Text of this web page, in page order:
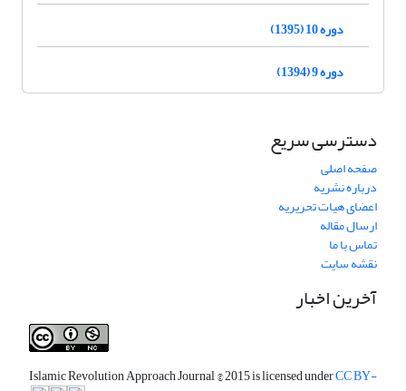
دوره 10 (1395)
دوره 9 (1394)
دسترسی سریع
صفحه اصلی
درباره نشریه
اعضای هیات تحریریه
ارسال مقاله
تماس با ما
نقشه سایت
آخرین اخبار
Islamic Revolution Approach Journal© 2015 is licensed underCC BY-